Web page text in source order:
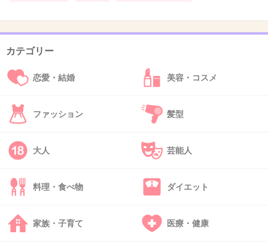
+185 -5
43. 匿名 2013/10/16(水) 13:57:44
美奈子は もう いい …。こんな作品を世に出そ
うと思った製作側と監督の頭の中が どうなって
るの？
+76
39
カテゴリー
恋愛・結婚 美容・コスメ
ファッション 髪型
大人 芸能人
料理・食べ物 ダイエット
家族・子育て 医療・健康